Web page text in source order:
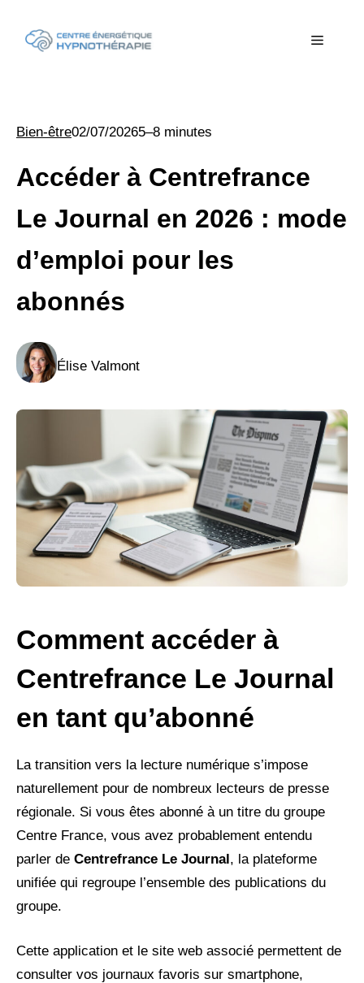
Menu
Bien-être02/07/20265–8 minutes
Accéder à Centrefrance
Le Journal en 2026 : mode
d’emploi pour les
abonnés
Élise Valmont
Comment accéder à
Centrefrance Le Journal
en tant qu’abonné
La transition vers la lecture numérique s’impose
naturellement pour de nombreux lecteurs de presse
régionale. Si vous êtes abonné à un titre du groupe
Centre France, vous avez probablement entendu
parler de Centrefrance Le Journal, la plateforme
unifiée qui regroupe l’ensemble des publications du
groupe.
Cette application et le site web associé permettent de
consulter vos journaux favoris sur smartphone,